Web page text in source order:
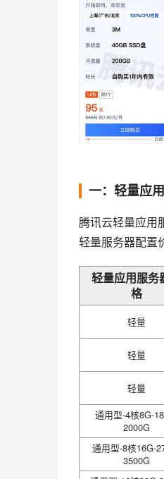
一：轻量应
腾讯云轻量应用
轻量服务器配置
轻量应用服务
格
轻量
轻量
轻量
通用型-4核8G-
2000G
通用型-8核16G-
3500G